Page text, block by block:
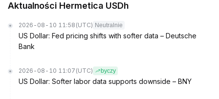
Aktualności Hermetica USDh
2026-08-10 11:58 (UTC) Neutralnie
US Dollar: Fed pricing shifts with softer data – Deutsche
Bank
2026-08-10 11:07 (UTC) byczy
US Dollar: Softer labor data supports downside – BNY